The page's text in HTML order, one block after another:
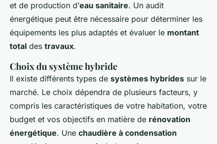
et de production d’eau sanitaire. Un audit
énergétique peut être nécessaire pour déterminer les
équipements les plus adaptés et évaluer le montant
total des travaux.
Choix du système hybride
Il existe différents types de systèmes hybrides sur le
marché. Le choix dépendra de plusieurs facteurs, y
compris les caractéristiques de votre habitation, votre
budget et vos objectifs en matière de rénovation
énergétique. Une chaudière à condensation